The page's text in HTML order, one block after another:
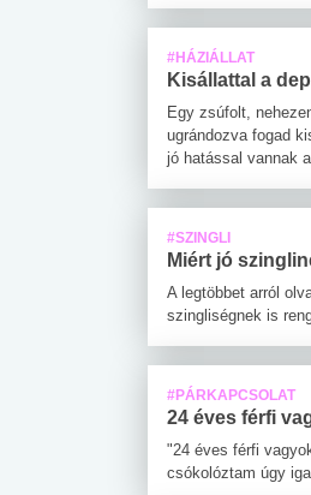
#HÁZIÁLLAT
Kisállattal a
Egy zsúfolt,
ugrándozva fogad
jó hatással vannak
#SZINGLI
Miért jó
A legtöbbet arról
szingliségnek is
#PÁRKAPCSOLAT
24 éves férfi
"24 éves férfi
csókolóztam úgy